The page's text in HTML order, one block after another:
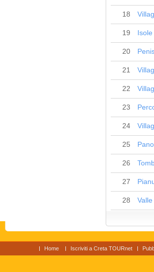
18
19
20
21
22
23
24
25
26
27
28
Home Iscriviti a Creta TOURnet